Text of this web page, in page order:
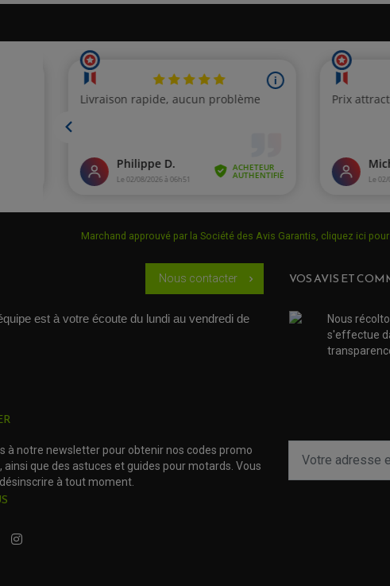
Marchand approuvé par la Société des Avis Garantis, cliquez ici
Nous contacter chevron_right
est à votre écoute du lundi au vendredi de
VOS AVIS ET
Nous
s'effectue
à notre newsletter pour obtenir nos codes promo
ainsi que des astuces et guides pour motards. Vous
à tout moment.